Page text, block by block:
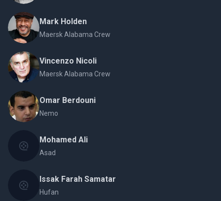
Mark Holden
Maersk Alabama Crew
Vincenzo Nicoli
Maersk Alabama Crew
Omar Berdouni
Nemo
Mohamed Ali
Asad
Issak Farah Samatar
Hufan